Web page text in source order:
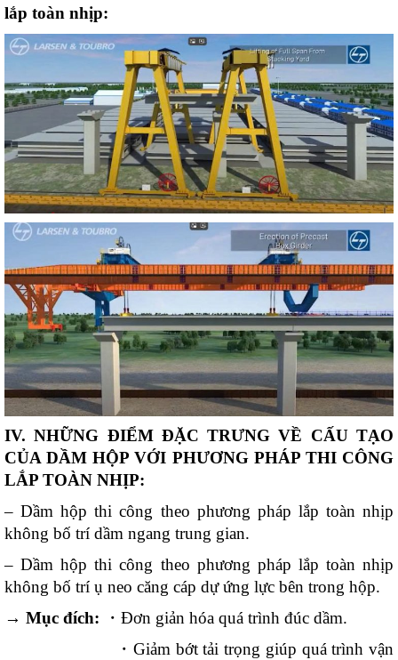
lắp toàn nhịp:
IV. NHỮNG ĐIỂM ĐẶC TRƯNG VỀ CẤU TẠO
CỦA DẦM HỘP VỚI PHƯƠNG PHÁP THI CÔNG
LẮP TOÀN NHỊP:
– Dầm hộp thi công theo phương pháp lắp toàn nhịp
không bố trí dầm ngang trung gian.
– Dầm hộp thi công theo phương pháp lắp toàn nhịp
không bố trí ụ neo căng cáp dự ứng lực bên trong hộp.
→ Mục đích: ・Đơn giản hóa quá trình đúc dầm.
・Giảm bớt tải trọng giúp quá trình vận